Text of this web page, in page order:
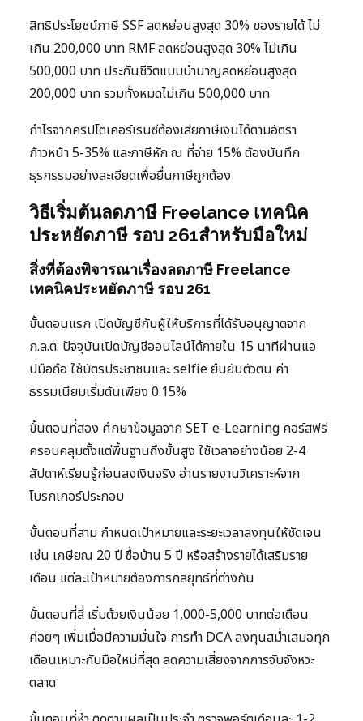
สิทธิประโยชน์ภาษี SSF ลดหย่อนสูงสุด 30% ของรายได้ ไม่
เกิน 200,000 บาท RMF ลดหย่อนสูงสุด 30% ไม่เกิน
500,000 บาท ประกันชีวิตแบบบำนาญลดหย่อนสูงสุด
200,000 บาท รวมทั้งหมดไม่เกิน 500,000 บาท
กำไรจากคริปโตเคอร์เรนซีต้องเสียภาษีเงินได้ตามอัตรา
ก้าวหน้า 5-35% และภาษีหัก ณ ที่จ่าย 15% ต้องบันทึก
ธุรกรรมอย่างละเอียดเพื่อยื่นภาษีถูกต้อง
วิธีเริ่มต้นลดภาษี Freelance เทคนิค
ประหยัดภาษี รอบ 261สำหรับมือใหม่
สิ่งที่ต้องพิจารณาเรื่องลดภาษี Freelance
เทคนิคประหยัดภาษี รอบ 261
ขั้นตอนแรก เปิดบัญชีกับผู้ให้บริการที่ได้รับอนุญาตจาก
ก.ล.ต. ปัจจุบันเปิดบัญชีออนไลน์ได้ภายใน 15 นาทีผ่านแอ
ปมือถือ ใช้บัตรประชาชนและ selfie ยืนยันตัวตน ค่า
ธรรมเนียมเริ่มต้นเพียง 0.15%
ขั้นตอนที่สอง ศึกษาข้อมูลจาก SET e-Learning คอร์สฟรี
ครอบคลุมตั้งแต่พื้นฐานถึงขั้นสูง ใช้เวลาอย่างน้อย 2-4
สัปดาห์เรียนรู้ก่อนลงเงินจริง อ่านรายงานวิเคราะห์จาก
โบรกเกอร์ประกอบ
ขั้นตอนที่สาม กำหนดเป้าหมายและระยะเวลาลงทุนให้ชัดเจน
เช่น เกษียณ 20 ปี ซื้อบ้าน 5 ปี หรือสร้างรายได้เสริมราย
เดือน แต่ละเป้าหมายต้องการกลยุทธ์ที่ต่างกัน
ขั้นตอนที่สี่ เริ่มด้วยเงินน้อย 1,000-5,000 บาทต่อเดือน
ค่อยๆ เพิ่มเมื่อมีความมั่นใจ การทำ DCA ลงทุนสม่ำเสมอทุก
เดือนเหมาะกับมือใหม่ที่สุด ลดความเสี่ยงจากการจับจังหวะ
ตลาด